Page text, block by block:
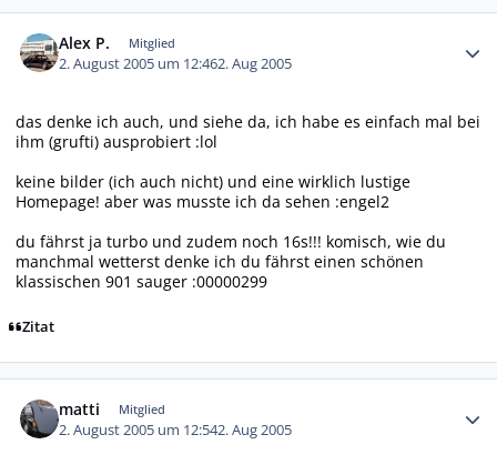
Alex P. Mitglied
2. August 2005 um 12:462. Aug 2005
das denke ich auch, und siehe da, ich habe es einfach mal bei
ihm (grufti) ausprobiert :lol
keine bilder (ich auch nicht) und eine wirklich lustige
Homepage! aber was musste ich da sehen :engel2
du fährst ja turbo und zudem noch 16s!!! komisch, wie du
manchmal wetterst denke ich du fährst einen schönen
klassischen 901 sauger :00000299
Zitat
matti Mitglied
2. August 2005 um 12:542. Aug 2005